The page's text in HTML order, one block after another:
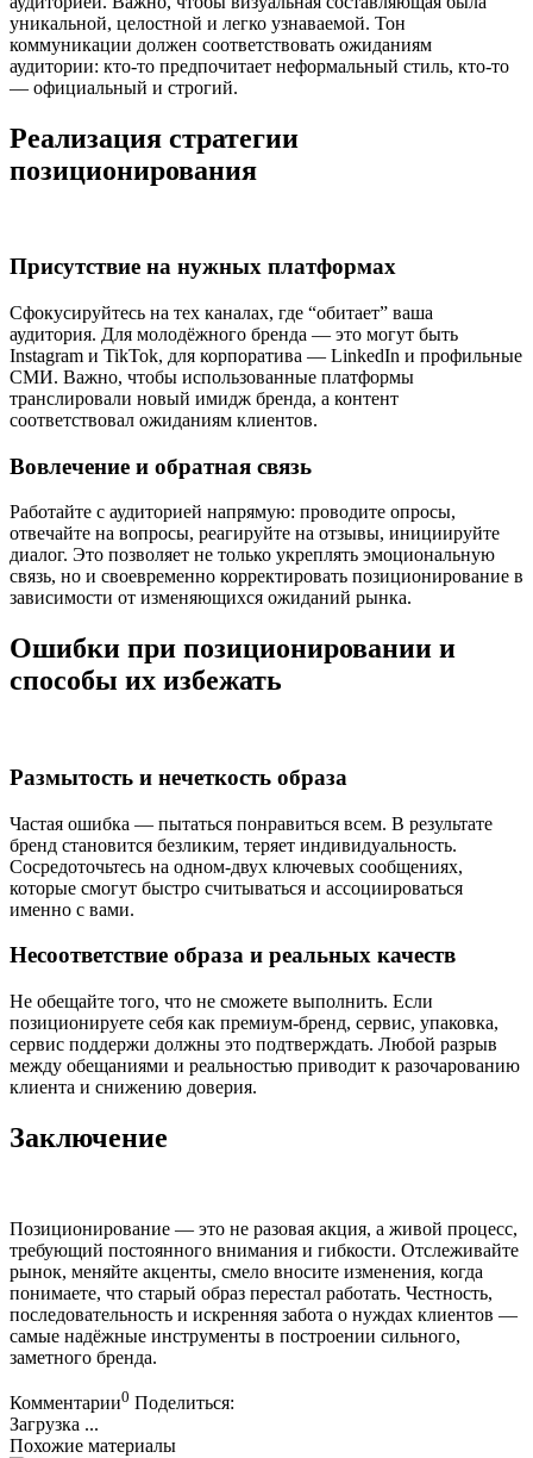
уникальной, целостной и легко узнаваемой. Тон
коммуникации должен соответствовать ожиданиям
аудитории: кто-то предпочитает неформальный стиль, кто-то
— официальный и строгий.
Реализация стратегии
позиционирования
Присутствие на нужных платформах
Сфокусируйтесь на тех каналах, где “обитает” ваша
аудитория. Для молодёжного бренда — это могут быть
Instagram и TikTok, для корпоратива — LinkedIn и профильные
СМИ. Важно, чтобы использованные платформы
транслировали новый имидж бренда, а контент
соответствовал ожиданиям клиентов.
Вовлечение и обратная связь
Работайте с аудиторией напрямую: проводите опросы,
отвечайте на вопросы, реагируйте на отзывы, инициируйте
диалог. Это позволяет не только укреплять эмоциональную
связь, но и своевременно корректировать позиционирование в
зависимости от изменяющихся ожиданий рынка.
Ошибки при позиционировании и
способы их избежать
Размытость и нечеткость образа
Частая ошибка — пытаться понравиться всем. В результате
бренд становится безликим, теряет индивидуальность.
Сосредоточьтесь на одном-двух ключевых сообщениях,
которые смогут быстро считываться и ассоциироваться
именно с вами.
Несоответствие образа и реальных качеств
Не обещайте того, что не сможете выполнить. Если
позиционируете себя как премиум-бренд, сервис, упаковка,
сервис поддержи должны это подтверждать. Любой разрыв
между обещаниями и реальностью приводит к разочарованию
клиента и снижению доверия.
Заключение
Позиционирование — это не разовая акция, а живой процесс,
требующий постоянного внимания и гибкости. Отслеживайте
рынок, меняйте акценты, смело вносите изменения, когда
понимаете, что старый образ перестал работать. Честность,
последовательность и искренняя забота о нуждах клиентов —
самые надёжные инструменты в построении сильного,
заметного бренда.
Комментарии0 Поделиться:
Загрузка ...
Похожие материалы